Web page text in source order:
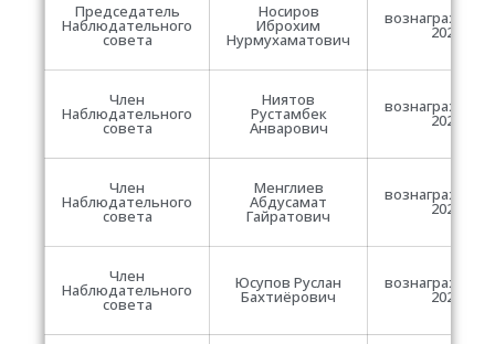
Председатель
Наблюдательного
совета
Носиров
Иброхим
Нурмухаматович 2021
Член
Наблюдательного
совета
Ниятов
Рустамбек
Анварович 2021
Член
Наблюдательного
совета
Менглиев
Абдусамат
Гайратович 2021
Член
Наблюдательного
совета
Юсупов Руслан
Бахтиёрович 2021